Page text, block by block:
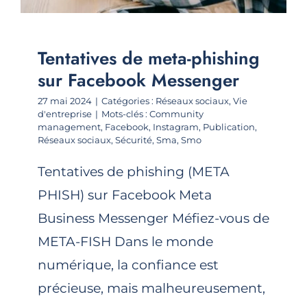
Tentatives de meta-phishing
sur Facebook Messenger
27 mai 2024 | Catégories : Réseaux sociaux, Vie
d'entreprise | Mots-clés : Community
management, Facebook, Instagram, Publication,
Réseaux sociaux, Sécurité, Sma, Smo
Tentatives de phishing (META
PHISH) sur Facebook Meta
Business Messenger Méfiez-vous de
META-FISH Dans le monde
numérique, la confiance est
précieuse, mais malheureusement,